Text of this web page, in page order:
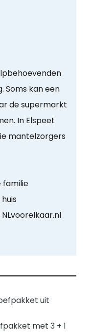
Soms kan een
de supermarkt
In Elspeet
mantelzorgers
familie
uit
met 3 + 1